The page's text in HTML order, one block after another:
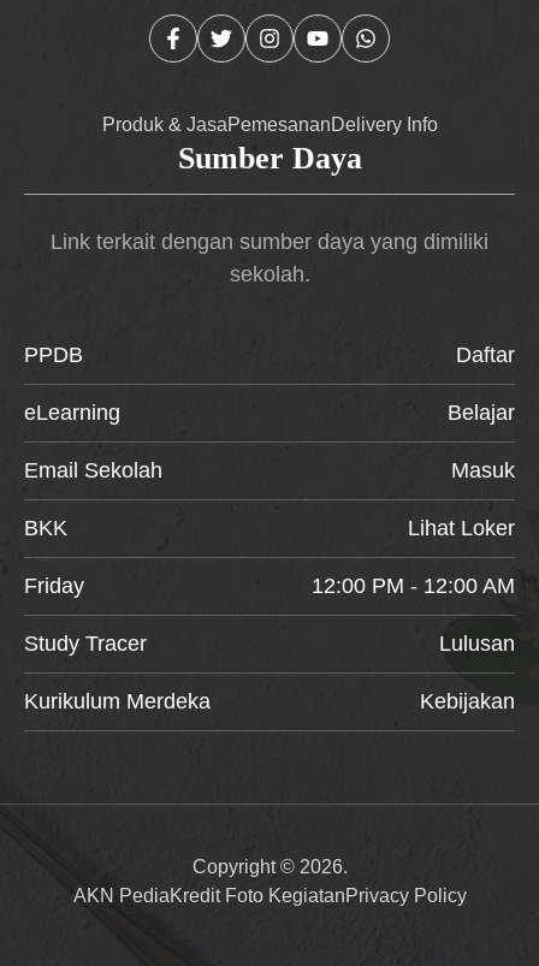
Produk & JasaPemesananDelivery Info
Sumber Daya
Link terkait dengan sumber daya yang dimiliki
sekolah.
PPDB Daftar
eLearning Belajar
Email Sekolah Masuk
BKK Lihat Loker
Friday 12:00 PM - 12:00 AM
Study Tracer Lulusan
Kurikulum Merdeka Kebijakan
Copyright © 2026.
AKN PediaKredit Foto KegiatanPrivacy Policy